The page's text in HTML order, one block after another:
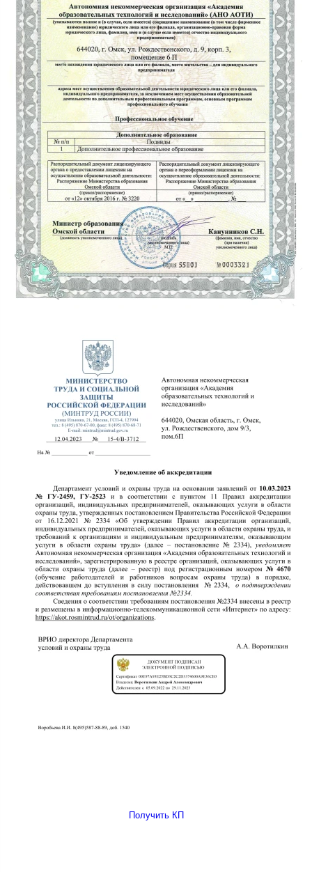
Получить КП